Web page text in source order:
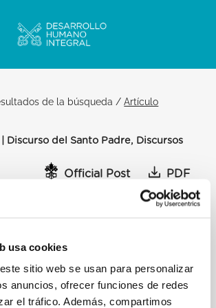
usa cookies
sitio web se usan para personalizar
anuncios, ofrecer funciones de redes
el tráfico. Además, compartimos
de la búsqueda /Artículo
Discurso del Santo Padre, Discursos
Official Post PDF
IGLESIAS ORIENTALES